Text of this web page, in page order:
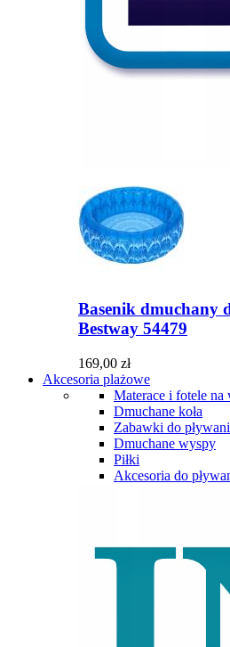
Basenik dmuchany
Bestway 54479
169,00 zł
Akcesoria plażowe
Materace i fotele na
Dmuchane koła
Zabawki do
Dmuchane wyspy
Piłki
Akcesoria do